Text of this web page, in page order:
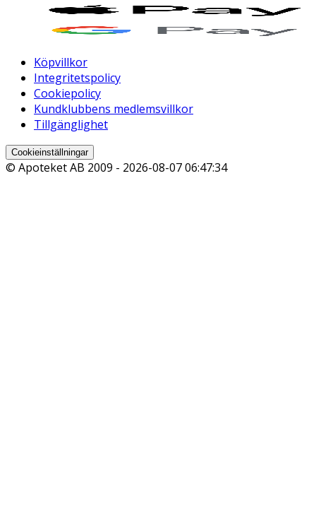
Köpvillkor
Integritetspolicy
Cookiepolicy
Kundklubbens medlemsvillkor
Tillgänglighet
Cookieinställningar
© Apoteket AB 2009 - 2026-08-07 06:47:34